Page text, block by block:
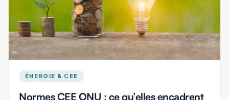
ÉNERGIE & CEE
Normes CEE ONU : ce qu’elles encadrent